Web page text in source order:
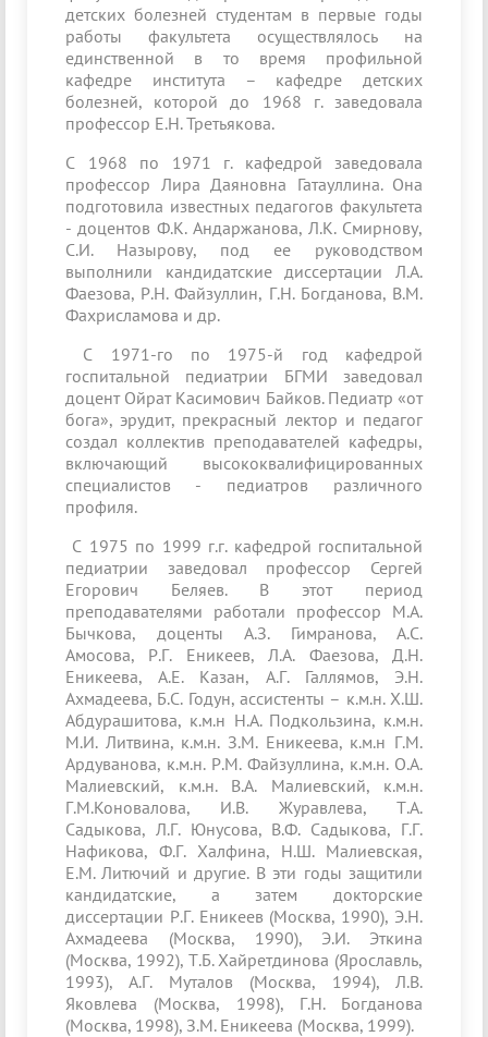
детских болезней студентам в первые годы
работы факультета осуществлялось на
единственной в то время профильной
кафедре института – кафедре детских
болезней, которой до 1968 г. заведовала
профессор Е.Н. Третьякова.
С 1968 по 1971 г. кафедрой заведовала
профессор Лира Даяновна Гатауллина. Она
подготовила известных педагогов факультета
- доцентов Ф.К. Андаржанова, Л.К. Смирнову,
С.И. Назырову, под ее руководством
выполнили кандидатские диссертации Л.А.
Фаезова, Р.Н. Файзуллин, Г.Н. Богданова, В.М.
Фахрисламова и др.
С 1971-го по 1975-й год кафедрой
госпитальной педиатрии БГМИ заведовал
доцент Ойрат Касимович Байков. Педиатр «от
бога», эрудит, прекрасный лектор и педагог
создал коллектив преподавателей кафедры,
включающий высококвалифицированных
специалистов - педиатров различного
профиля.
С 1975 по 1999 г.г. кафедрой госпитальной
педиатрии заведовал профессор Сергей
Егорович Беляев. В этот период
преподавателями работали профессор М.А.
Бычкова, доценты А.З. Гимранова, А.С.
Амосова, Р.Г. Еникеев, Л.А. Фаезова, Д.Н.
Еникеева, А.Е. Казан, А.Г. Галлямов, Э.Н.
Ахмадеева, Б.С. Годун, ассистенты – к.м.н. Х.Ш.
Абдурашитова, к.м.н Н.А. Подкользина, к.м.н.
М.И. Литвина, к.м.н. З.М. Еникеева, к.м.н Г.М.
Ардуванова, к.м.н. Р.М. Файзуллина, к.м.н. О.А.
Малиевский, к.м.н. В.А. Малиевский, к.м.н.
Г.М.Коновалова, И.В. Журавлева, Т.А.
Садыкова, Л.Г. Юнусова, В.Ф. Садыкова, Г.Г.
Нафикова, Ф.Г. Халфина, Н.Ш. Малиевская,
Е.М. Литючий и другие. В эти годы защитили
кандидатские, а затем докторские
диссертации Р.Г. Еникеев (Москва, 1990), Э.Н.
Ахмадеева (Москва, 1990), Э.И. Эткина
(Москва, 1992), Т.Б. Хайретдинова (Ярославль,
1993), А.Г. Муталов (Москва, 1994), Л.В.
Яковлева (Москва, 1998), Г.Н. Богданова
(Москва, 1998), З.М. Еникеева (Москва, 1999).